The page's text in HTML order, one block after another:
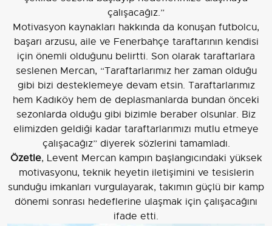
çalışacağız.”
Motivasyon kaynakları hakkında da konuşan futbolcu,
başarı arzusu, aile ve Fenerbahçe taraftarının kendisi
için önemli olduğunu belirtti. Son olarak taraftarlara
seslenen Mercan, “Taraftarlarımız her zaman olduğu
gibi bizi desteklemeye devam etsin. Taraftarlarımız
hem Kadıköy hem de deplasmanlarda bundan önceki
sezonlarda olduğu gibi bizimle beraber olsunlar. Biz
elimizden geldiği kadar taraftarlarımızı mutlu etmeye
çalışacağız” diyerek sözlerini tamamladı.
Özetle, Levent Mercan kampın başlangıcındaki yüksek
motivasyonu, teknik heyetin iletişimini ve tesislerin
sunduğu imkanları vurgulayarak, takımın güçlü bir kamp
dönemi sonrası hedeflerine ulaşmak için çalışacağını
ifade etti.